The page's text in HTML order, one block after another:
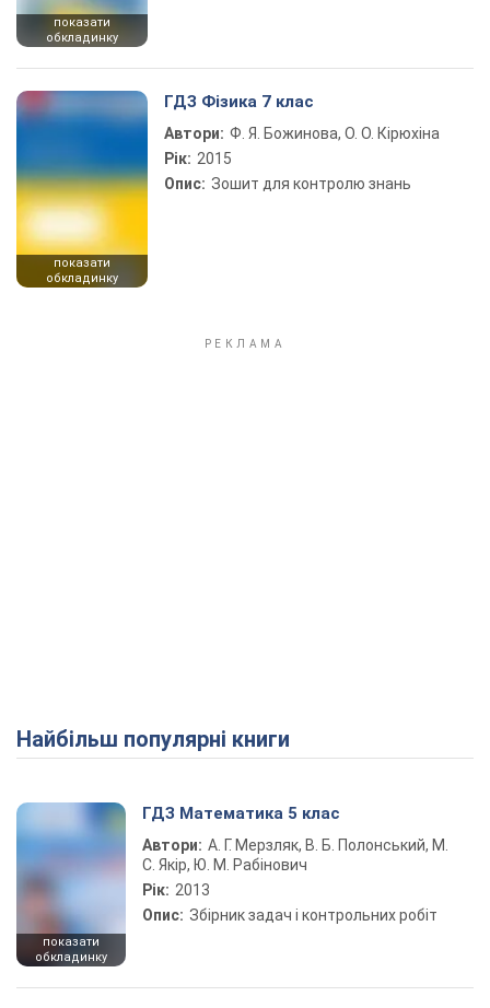
показати
обкладинку
показати
обкладинку
ГДЗ Фізика 7 клас
Автори: Ф. Я. Божинова, О. О. Кірюхіна
Рік: 2015
Опис: Зошит для контролю знань
Найбільш популярні книги
показати
обкладинку
ГДЗ Математика 5 клас
Автори: А. Г. Мерзляк, В. Б. Полонський, М.
С. Якір, Ю. М. Рабінович
Рік: 2013
Опис: Збірник задач і контрольних робіт